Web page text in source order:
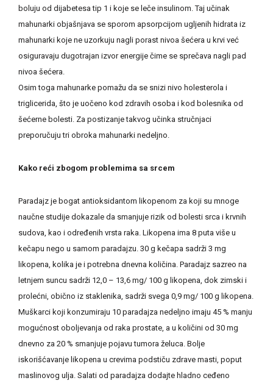
boluju od dijabetesa tip 1 i koje se leče insulinom. Taj učinak
mahunarki objašnjava se sporom apsorpcijom ugljenih hidrata iz
mahunarki koje ne uzorkuju nagli porast nivoa šećera u krvi već
osiguravaju dugotrajan izvor energije čime se sprečava nagli pad
nivoa šećera.
Osim toga mahunarke pomažu da se snizi nivo holesterola i
triglicerida, što je uočeno kod zdravih osoba i kod bolesnika od
šećerne bolesti. Za postizanje takvog učinka stručnjaci
preporučuju tri obroka mahunarki nedeljno.
Kako reći zbogom problemima sa srcem
Paradajz je bogat antioksidantom likopenom za koji su mnoge
naučne studije dokazale da smanjuje rizik od bolesti srca i krvnih
sudova, kao i određenih vrsta raka. Likopena ima 8 puta više u
kečapu nego u samom paradajzu. 30 g kečapa sadrži 3 mg
likopena, kolika je i potrebna dnevna količina. Paradajz sazreo na
letnjem suncu sadrži 12,0 – 13,6 mg/ 100 g likopena, dok zimski i
prolećni, obično iz staklenika, sadrži svega 0,9 mg/ 100 g likopena.
Muškarci koji konzumiraju 10 paradajza nedeljno imaju 45 % manju
mogućnost oboljevanja od raka prostate, a u količini od 30 mg
dnevno za 20 % smanjuje pojavu tumora želuca. Bolje
iskorišćavanje likopena u crevima podstiču zdrave masti, poput
maslinovog ulja. Salati od paradajza dodajte hladno ceđeno